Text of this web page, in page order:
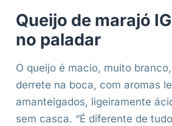
Queijo de marajó
no paladar
O queijo é macio, muito
derrete na boca, com aromas
amanteigados, ligeiramente
sem casca. “É diferente de